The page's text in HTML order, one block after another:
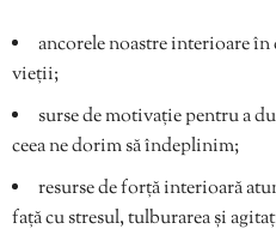
ancorele noastre interioare în
vieții;
surse de motivație pentru a
ceea ne dorim să îndeplinim;
resurse de forță interioară
față cu stresul, tulburarea și